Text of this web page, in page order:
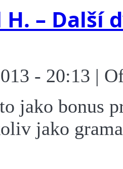
H. – Další
- 20:13 |
jako bonus
jako